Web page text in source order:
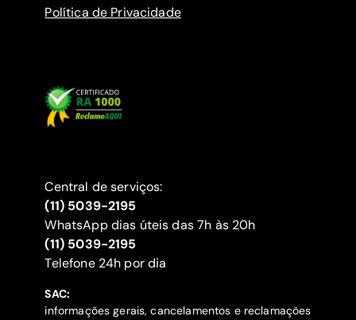
Política de Privacidade
Central de serviços:
(11) 5039-2195
WhatsApp dias úteis das 7h às 20h
(11) 5039-2195
‍Telefone 24h por dia
SAC:
informações gerais, cancelamentos e reclamações